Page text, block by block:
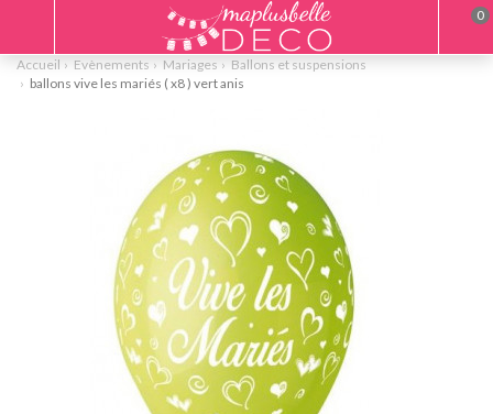
Accueil Evènements Mariages
Ballons et suspensions
ballons vive les mariés ( x8 ) vert anis
0